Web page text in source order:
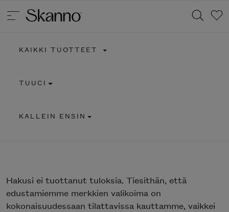
KAIKKI TUOTTEET
TUUCI
KALLEIN ENSIN
Hakusi ei tuottanut tuloksia. Tiesithän, että
edustamiemme merkkien valikoima on
kokonaisuudessaan tilattavissa kauttamme, vaikkei